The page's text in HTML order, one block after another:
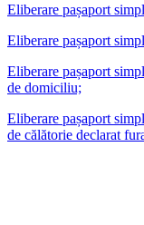
Eliberare pașaport
Eliberare pașaport
Eliberare pașaport
de domiciliu;
Eliberare pașaport
de călătorie declarat